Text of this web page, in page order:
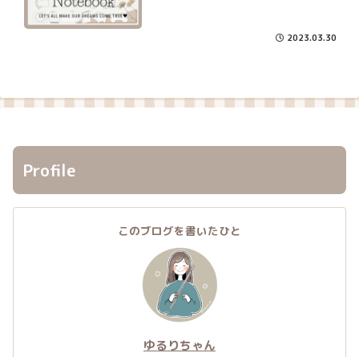
2023.03.30
Profile
このブログを書いたひと
ゆるりちゃん